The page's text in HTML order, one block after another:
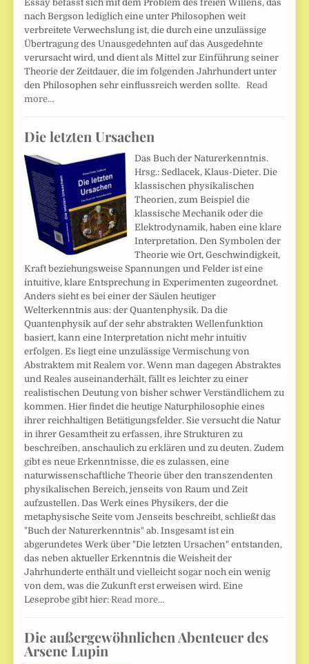
Essay befasst sich mit dem Problem des freien Willens, das
nach Bergson lediglich eine unter Philosophen weit
verbreitete Verwechslung ist, die durch eine unzulässige
Übertragung des Unausgedehnten auf das Ausgedehnte
verursacht wird, und dient als Mittel zur Einführung seiner
Theorie der Zeitdauer, die im folgenden Jahrhundert unter
den Philosophen sehr einflussreich werden sollte.Read
more…
Die letzten Ursachen
Das Buch der Naturerkenntnis.
Hrsg.: Sedlacek, Klaus-Dieter. Die
klassischen physikalischen
Theorien, zum Beispiel die
klassische Mechanik oder die
Elektrodynamik, haben eine klare
Interpretation. Den Symbolen der
Theorie wie Ort, Geschwindigkeit,
Kraft beziehungsweise Spannungen und Felder ist eine
intuitive, klare Entsprechung in Experimenten zugeordnet.
Anders sieht es bei einer der Säulen heutiger
Welterkenntnis aus: der Quantenphysik. Da die
Quantenphysik auf der sehr abstrakten Wellenfunktion
basiert, kann eine Interpretation nicht mehr intuitiv
erfolgen. Es liegt eine unzulässige Vermischung von
Abstraktem mit Realem vor. Wenn man dagegen Abstraktes
und Reales auseinanderhält, fällt es leichter zu einer
realistischen Deutung von bisher schwer Verständlichem zu
kommen. Hier findet die heutige Naturphilosophie eines
ihrer reichhaltigen Betätigungsfelder. Sie versucht die Natur
in ihrer Gesamtheit zu erfassen, ihre Strukturen zu
beschreiben, anschaulich zu erklären und zu deuten. Zudem
gibt es neue Erkenntnisse, die es zulassen, eine
naturwissenschaftliche Theorie über den transzendenten
physikalischen Bereich, jenseits von Raum und Zeit
aufzustellen. Das Werk eines Physikers, der die
metaphysische Seite vom Jenseits beschreibt, schließt das
"Buch der Naturerkenntnis" ab. Insgesamt ist ein
abgerundetes Werk über "Die letzten Ursachen" entstanden,
das neben aktueller Erkenntnis die Weisheit der
Jahrhunderte enthält und vielleicht sogar noch ein wenig
von dem, was die Zukunft erst erweisen wird. Eine
Leseprobe gibt hier:Read more…
Die außergewöhnlichen Abenteuer des
Arsene Lupin